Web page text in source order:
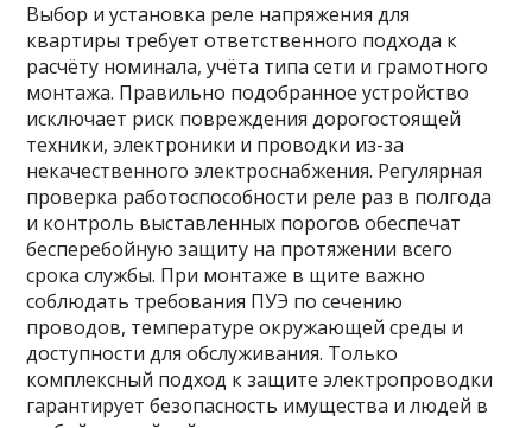
Выбор и установка реле напряжения для
квартиры требует ответственного подхода к
расчёту номинала, учёта типа сети и грамотного
монтажа. Правильно подобранное устройство
исключает риск повреждения дорогостоящей
техники, электроники и проводки из-за
некачественного электроснабжения. Регулярная
проверка работоспособности реле раз в полгода
и контроль выставленных порогов обеспечат
бесперебойную защиту на протяжении всего
срока службы. При монтаже в щите важно
соблюдать требования ПУЭ по сечению
проводов, температуре окружающей среды и
доступности для обслуживания. Только
комплексный подход к защите электропроводки
гарантирует безопасность имущества и людей в